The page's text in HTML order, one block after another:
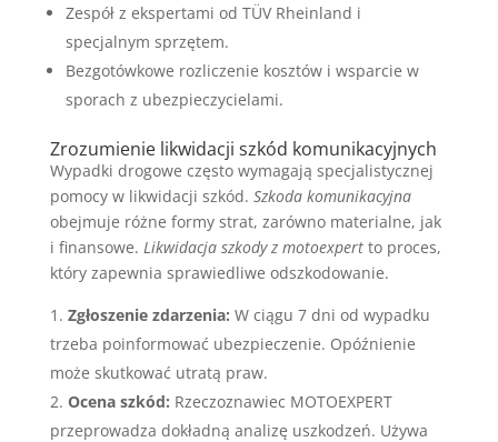
Zespół z ekspertami od TÜV Rheinland i
specjalnym sprzętem.
Bezgotówkowe rozliczenie kosztów i wsparcie w
sporach z ubezpieczycielami.
Zrozumienie likwidacji szkód komunikacyjnych
Wypadki drogowe często wymagają specjalistycznej
pomocy w likwidacji szkód. Szkoda komunikacyjna
obejmuje różne formy strat, zarówno materialne, jak
i finansowe. Likwidacja szkody z motoexpertto proces,
który zapewnia sprawiedliwe odszkodowanie.
Zgłoszenie zdarzenia: W ciągu 7 dni od wypadku
trzeba poinformować ubezpieczenie. Opóźnienie
może skutkować utratą praw.
Ocena szkód: Rzeczoznawiec MOTOEXPERT
przeprowadza dokładną analizę uszkodzeń. Używa